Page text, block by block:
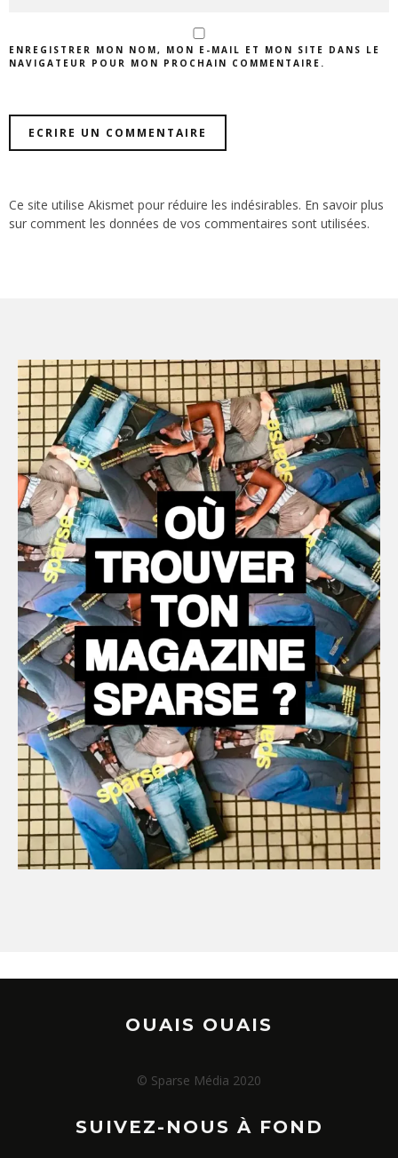
ENREGISTRER MON NOM, MON E-MAIL ET MON SITE DANS LE
NAVIGATEUR POUR MON PROCHAIN COMMENTAIRE.
Ce site utilise Akismet pour réduire les indésirables. En savoir plus
sur comment les données de vos commentaires sont utilisées.
OUAIS OUAIS
© Sparse Média 2020
SUIVEZ-NOUS À FOND